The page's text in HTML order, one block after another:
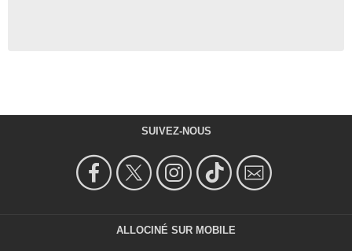
SUIVEZ-NOUS
ALLOCINÉ SUR MOBILE